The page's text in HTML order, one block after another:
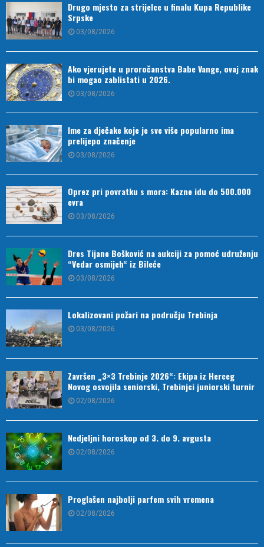
Drugo mjesto za strijelce u finalu Kupa Republike
Srpske
03/08/2026
Ako vjerujete u proročanstva Babe Vange, ovaj znak
bi mogao zablistati u 2026.
03/08/2026
Ime za dječake koje je sve više popularno ima
prelijepo značenje
03/08/2026
Oprez pri povratku s mora: Kazne idu do 500.000
evra
03/08/2026
Dres Tijane Bošković na aukciji za pomoć udruženju
“Vedar osmijeh“ iz Bileće
03/08/2026
Lokalizovani požari na području Trebinja
03/08/2026
Završen „3×3 Trebinje 2026“: Ekipa iz Herceg
Novog osvojila seniorski, Trebinjci juniorski turnir
02/08/2026
Nedjeljni horoskop od 3. do 9. avgusta
02/08/2026
Proglašen najbolji parfem svih vremena
02/08/2026